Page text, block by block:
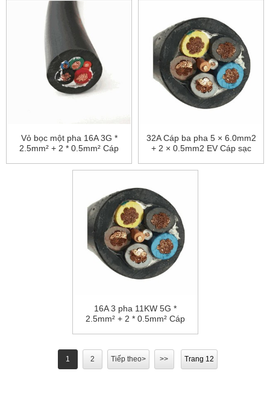
Vỏ bọc một pha 16A 3G *
2.5mm² + 2 * 0.5mm² Cáp
32A Cáp ba pha 5 × 6.0mm2
+ 2 × 0.5mm2 EV Cáp sạc
16A 3 pha 11KW 5G *
2.5mm² + 2 * 0.5mm² Cáp
1 2 Tiếp theo> >> Trang 12